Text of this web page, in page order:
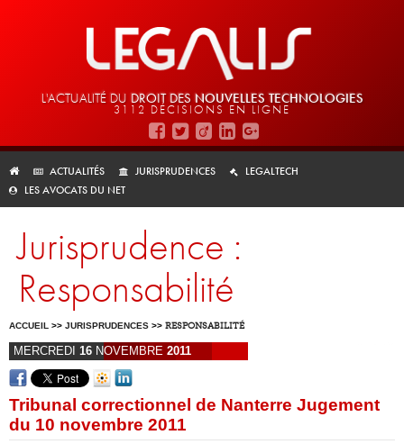
L'ACTUALITÉ DU DROIT DES NOUVELLES TECHNOLOGIES
3112 DÉCISIONS EN LIGNE
ACTUALITÉS JURISPRUDENCES
LEGALTECH
LES AVOCATS DU NET
Jurisprudence :
Responsabilité
ACCUEIL >> JURISPRUDENCES >> RESPONSABILITÉ
MERCREDI 16 NOVEMBRE 2011
Tribunal correctionnel de Nanterre Jugement
du 10 novembre 2011